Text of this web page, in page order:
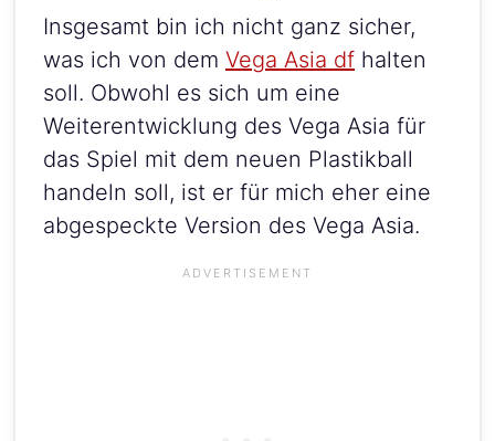
Insgesamt bin ich nicht ganz sicher,
was ich von dem Vega Asia df halten
soll. Obwohl es sich um eine
Weiterentwicklung des Vega Asia für
das Spiel mit dem neuen Plastikball
handeln soll, ist er für mich eher eine
abgespeckte Version des Vega Asia.